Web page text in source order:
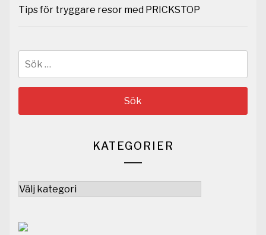
Tips för tryggare resor med PRICKSTOP
KATEGORIER
Kategorier